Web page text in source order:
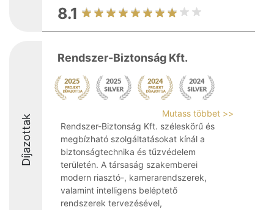
8.1
Díjazottak
Rendszer-Biztonság Kft.
Mutass többet >>
Rendszer-Biztonság Kft. széleskörű és
megbízható szolgáltatásokat kínál a
biztonságtechnika és tűzvédelem
területén. A társaság szakemberei
modern riasztó-, kamerarendszerek,
valamint intelligens beléptető
rendszerek tervezésével,